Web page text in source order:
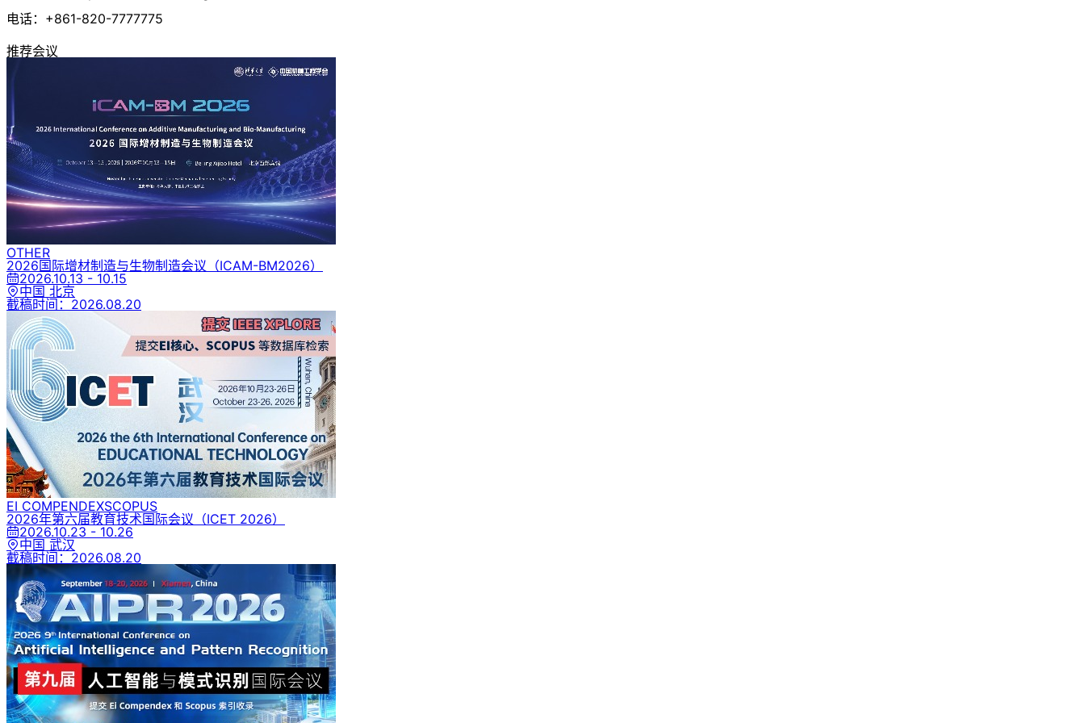
电话：+861-820-7777775
推荐会议
OTHER
2026国际增材制造与生物制造会议 （ICAM-BM2026）
2026.10.13 - 10.15
中国 北京
截稿时间： 2026.08.20
EI COMPENDEXSCOPUS
2026年第六届教育技术国际会议 （ICET 2026）
2026.10.23 - 10.26
中国 武汉
截稿时间： 2026.08.20